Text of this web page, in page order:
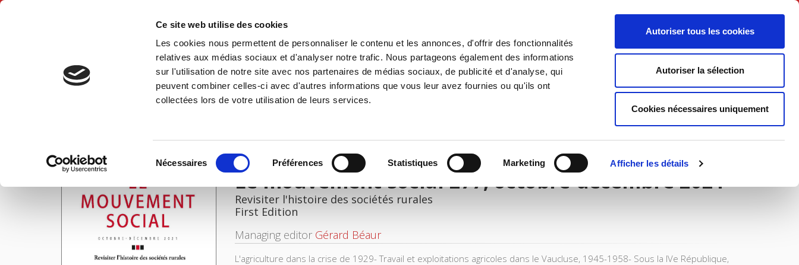
Ce site web utilise des cookies
Les cookies nous permettent de personnaliser le contenu et les annonces, d'offrir des fonctionnalités
relatives aux médias sociaux et d'analyser notre trafic. Nous partageons également des informations
sur l'utilisation de notre site avec nos partenaires de médias sociaux, de publicité et d'analyse, qui
peuvent combiner celles-ci avec d'autres informations que vous leur avez fournies ou qu'ils ont
collectées lors de votre utilisation de leurs services.
Nécessaires Préférences Statistiques Marketing Afficher les détails
Autoriser tous les cookies
Autoriser la sélection
Cookies nécessaires uniquement
English
Home Environment History International Politics
Home Le mouvement social 277, octobre-décembre 2021
Le mouvement social 277, octobre-décembre 2021
Revisiter l'histoire des sociétés rurales
First Edition
Managing editor Gérard Béaur
L'agriculture dans la crise de 1929- Travail et exploitations agricoles dans le Vaucluse, 1945-1958- Sous la IVe République,